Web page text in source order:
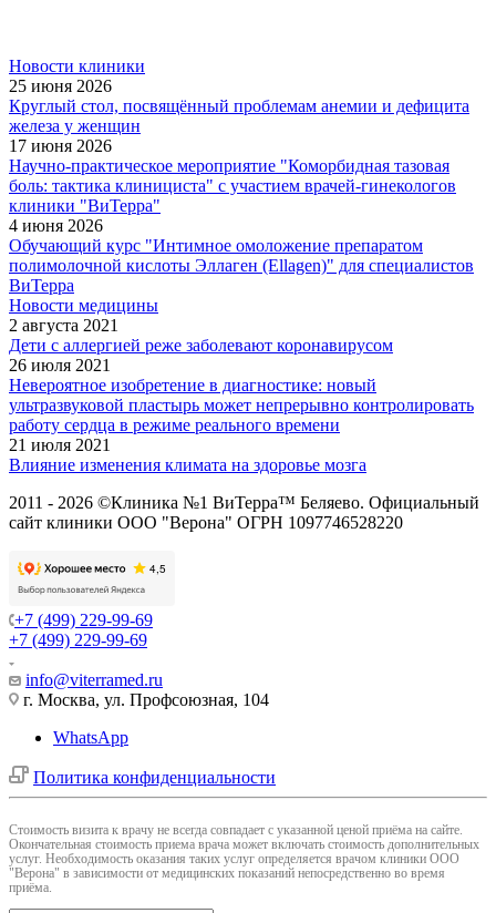
Новости клиники
25 июня 2026
Круглый стол, посвящённый проблемам анемии и дефицита
железа у женщин
17 июня 2026
Научно-практическое мероприятие "Коморбидная тазовая
боль: тактика клинициста" с участием врачей-гинекологов
клиники "ВиТерра"
4 июня 2026
Обучающий курс "Интимное омоложение препаратом
полимолочной кислоты Эллаген (Ellagen)" для специалистов
ВиТерра
Новости медицины
2 августа 2021
Дети с аллергией реже заболевают коронавирусом
26 июля 2021
Невероятное изобретение в диагностике: новый
ультразвуковой пластырь может непрерывно контролировать
работу сердца в режиме реального времени
21 июля 2021
Влияние изменения климата на здоровье мозга
2011 - 2026 ©Клиника №1 ВиТерра™ Беляево. Официальный
сайт клиники ООО "Верона" ОГРН 1097746528220
+7 (499) 229-99-69
+7 (499) 229-99-69
info@viterramed.ru
г. Москва, ул. Профсоюзная, 104
WhatsApp
Политика конфиденциальности
Cтоимость визита к врачу не всегда совпадает с указанной ценой приёма на сайте.
Окончательная стоимость приема врача может включать стоимость дополнительных
услуг. Необходимость оказания таких услуг определяется врачом клиники ООО
"Верона" в зависимости от медицинских показаний непосредственно во время
приёма.